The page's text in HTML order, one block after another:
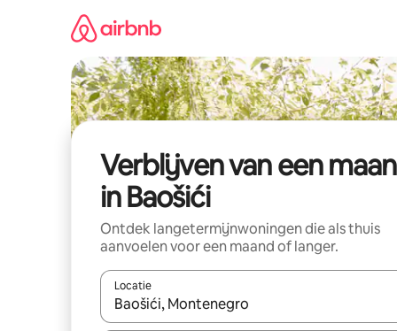
Verblijven van een
in Baošići
Ontdek langetermijnwoningen die als thuis
aanvoelen voor een maand of langer.
Locatie
Wanneer er resultaten beschikbaar zijn, maak